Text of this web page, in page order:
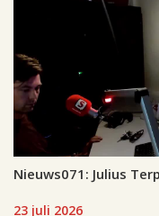
Nieuws071: Julius
23 juli 2026